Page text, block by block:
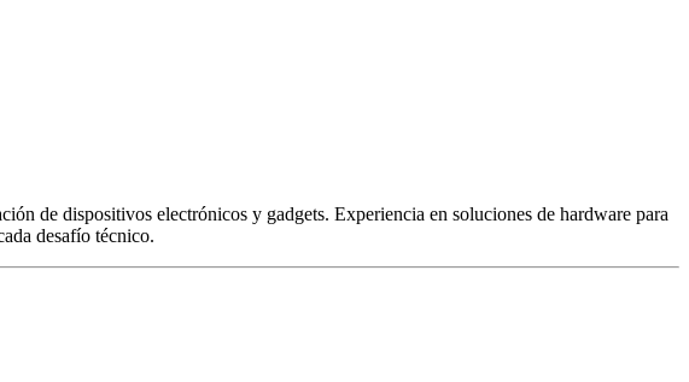
de dispositivos electrónicos y gadgets. Experiencia en soluciones de hardware para
desafío técnico.